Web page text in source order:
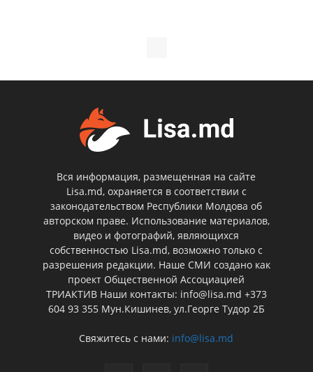
Вся информация, размещенная на сайте
Lisa.md, охраняется в соответствии с
законодательством Республики Молдова об
авторском праве. Использование материалов,
видео и фотографий, являющихся
собственностью Lisa.md, возможно только с
разрешения редакции. Наше СМИ создано как
проект Общественной Ассоциацией
ТРИАКТИВ Наши контакты: info@lisa.md +373
604 93 355 Мун.Кишинев, ул.Георге Тудор 2Б
Свяжитесь с нами: info@lisa.md